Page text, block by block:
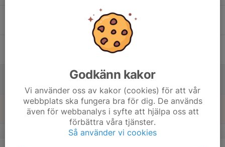
v.34
Godkänn kakor
Vi använder oss av kakor (cookies) för att vår
webbplats ska fungera bra för dig. De används
även för webbanalys i syfte att hjälpa oss att
förbättra våra tjänster.
Så använder vi cookies